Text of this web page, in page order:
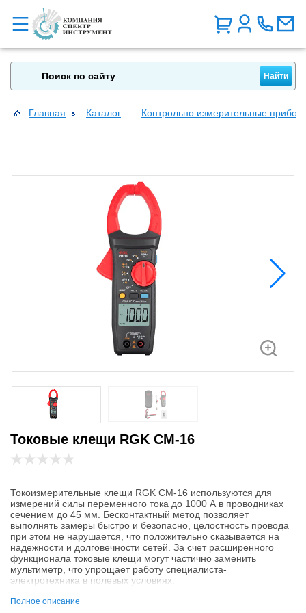
Главная Каталог Контрольно измерительные
Токовые клещи RGK CM-16
Токоизмерительные клещи RGK CM-16 используются для
измерений силы переменного тока до 1000 А в проводниках
сечением до 45 мм. Бесконтактный метод позволяет
выполнять замеры быстро и безопасно, целостность провода
при этом не нарушается, что положительно сказывается на
надежности и долговечности сетей. За счет расширенного
функционала токовые клещи могут частично заменить
мультиметр, что упрощает работу специалиста-
электротехника в полевых условиях.
Технические характеристики
Полное описание